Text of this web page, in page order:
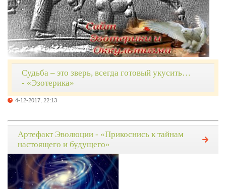
Судьба – это зверь, всегда готовый укусить…
- «Эзотерика»
4-12-2017, 22:13
Артефакт Эволюции - «Прикоснись к тайнам
настоящего и будущего»